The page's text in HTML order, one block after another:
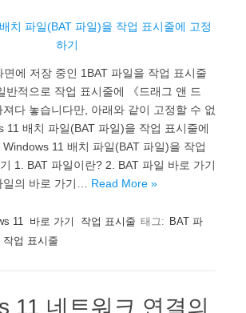
에 저장 중인 1BAT 파일을 작업 표시줄
반적으로 작업 표시줄에 《드래그 앤 드
다 놓습니다만, 아래와 같이 고정할 수 없
11 배치 파일(BAT 파일)을 작업 표시줄에
Windows 11 배치 파일(BAT 파일)을 작업
1. BAT 파일이란? 2. BAT 파일 바로 가기
일의 바로 가기… Read More »
11 바로 가기 작업 표시줄 태그: BAT 파
작업 표시줄
11 네트워크 연결의